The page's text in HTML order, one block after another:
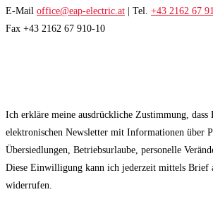
E-Mail office@eap-electric.at | Tel. +43 2162 67
Fax +43 2162 67 910-10
Ich erkläre meine ausdrückliche Zustimmung,
elektronischen Newsletter mit Informationen über
Übersiedlungen, Betriebsurlaube, personelle
Diese Einwilligung kann ich jederzeit mittels
widerrufen.